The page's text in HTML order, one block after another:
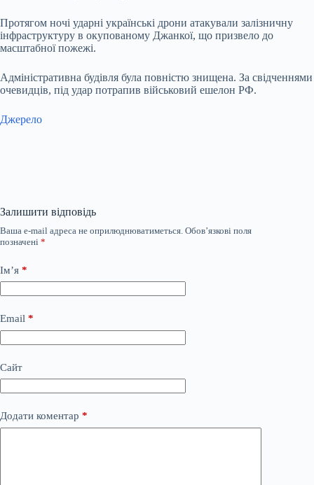
Протягом ночі ударні українські дрони атакували залізничну
інфраструктуру в окупованому Джанкої, що призвело до
масштабної пожежі.
Адміністративна будівля була повністю знищена. За свідченнями
очевидців, під удар потрапив військовий ешелон РФ.
Джерело
Залишити відповідь
Ваша e-mail адреса не оприлюднюватиметься. Обов’язкові поля
позначені *
Ім’я *
Email *
Сайт
Додати коментар *